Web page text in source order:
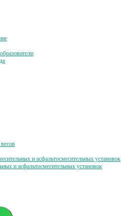
и асфальтосмесительных установок
и асфальтосмесительных установок